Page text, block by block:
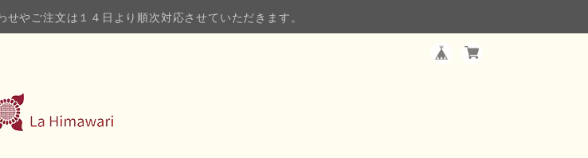
せやご注文は１４日より順次対応させていただきます。